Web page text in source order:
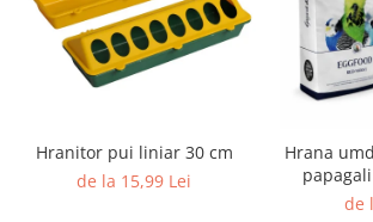
Hranitor pui liniar 30 cm
de la 15,99 Lei
Hrana
de